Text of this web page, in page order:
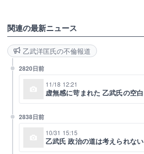
関連の最新ニュース
乙武洋匡氏の不倫報道
2820日前
11/18 12:21
虚無感に苛まれた 乙武氏の空白
2838日前
10/31 15:15
乙武氏 政治の道は考えられない